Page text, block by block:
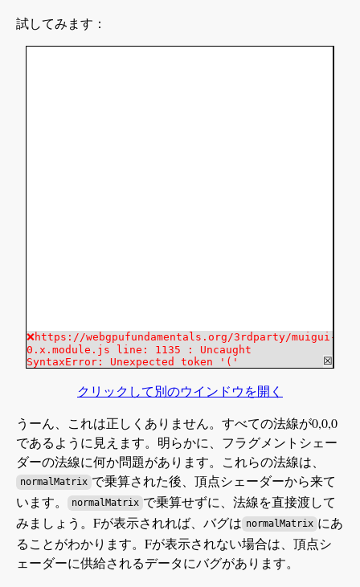
試してみます：
クリックして別のウインドウを開く
うーん、これは正しくありません。すべての法線が0,0,0
であるように見えます。明らかに、フラグメントシェー
ダーの法線に何か問題があります。これらの法線は、
normalMatrix で乗算された後、頂点シェーダーから来て
います。
normalMatrix で乗算せずに、法線を直接渡して
みましょう。Fが表示されれば、バグは normalMatrix にあ
ることがわかります。Fが表示されない場合は、頂点シ
ェーダーに供給されるデータにバグがあります。